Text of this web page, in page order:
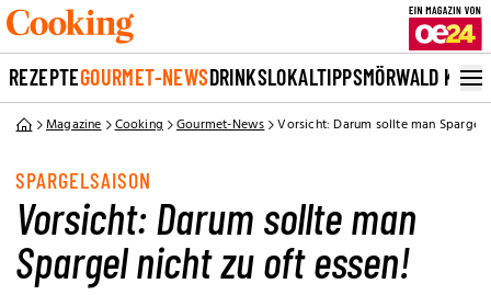
REZEPTEGOURMET-NEWSDRINKSLOKALTIPPSMÖRWALD
Magazine Cooking Gourmet-News Vorsicht: Darum sollte man Spargel
SPARGELSAISON
Vorsicht: Darum sollte man
Spargel nicht zu oft essen!